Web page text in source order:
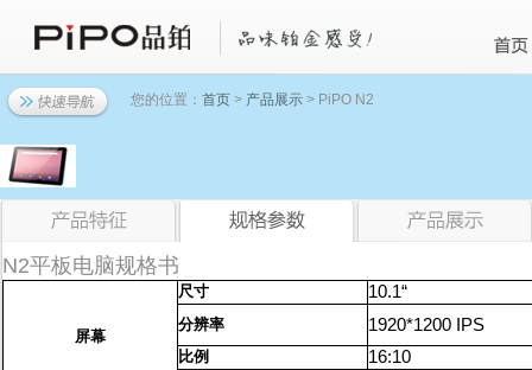
您的位置： 首页 > 产品展示 > PiPO N2
N2平板电脑规格书
屏幕
尺寸 10.1“
分辨率 1920*1200 IPS
比例 16:10